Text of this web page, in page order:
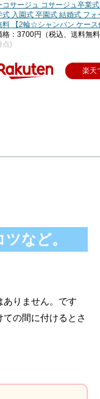
コサージュ コサージュ卒業
式 入園式 卒園式 結婚式 フォ
料 【2輪☆シャンパン ケース
格：3700円（税込、送料無
点)
楽天
など。
ありません。です
の間に付けるとさ